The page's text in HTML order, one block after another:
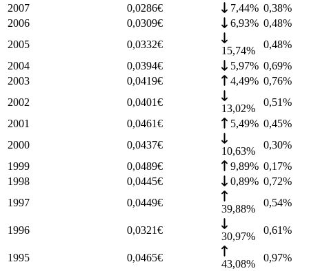
2007
0,0286€ 7,44% 0,38%
2006
0,0309€ 6,93% 0,48%
2005
0,0332€
15,74%
0,48%
2004
0,0394€ 5,97% 0,69%
2003
0,0419€ 4,49% 0,76%
2002
0,0401€
13,02%
0,51%
2001
0,0461€ 5,49% 0,45%
2000
0,0437€
10,63%
0,30%
1999
0,0489€ 9,89% 0,17%
1998
0,0445€ 0,89% 0,72%
1997
0,0449€
39,88%
0,54%
1996 0,0321€
30,97%
0,61%
1995 0,0465€
43,08%
0,97%